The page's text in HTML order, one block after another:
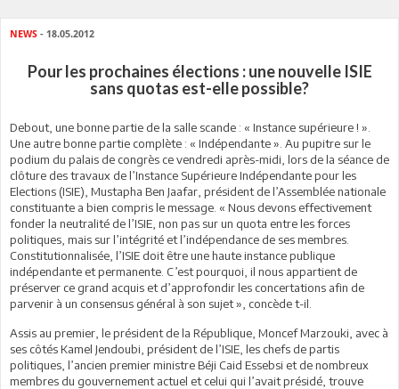
NEWS - 18.05.2012
Pour les prochaines élections : une nouvelle ISIE
sans quotas est-elle possible?
Debout, une bonne partie de la salle scande : « Instance supérieure ! ».
Une autre bonne partie complète : « Indépendante ». Au pupitre sur le
podium du palais de congrès ce vendredi après-midi, lors de la séance de
clôture des travaux de l’Instance Supérieure Indépendante pour les
Elections (ISIE), Mustapha Ben Jaafar, président de l’Assemblée nationale
constituante a bien compris le message. « Nous devons effectivement
fonder la neutralité de l’ISIE, non pas sur un quota entre les forces
politiques, mais sur l’intégrité et l’indépendance de ses membres.
Constitutionnalisée, l’ISIE doit être une haute instance publique
indépendante et permanente. C’est pourquoi, il nous appartient de
préserver ce grand acquis et d’approfondir les concertations afin de
parvenir à un consensus général à son sujet », concède t-il.
Assis au premier, le président de la République, Moncef Marzouki, avec à
ses côtés Kamel Jendoubi, président de l’ISIE, les chefs de partis
politiques, l’ancien premier ministre Béji Caid Essebsi et de nombreux
membres du gouvernement actuel et celui qui l’avait présidé, trouve